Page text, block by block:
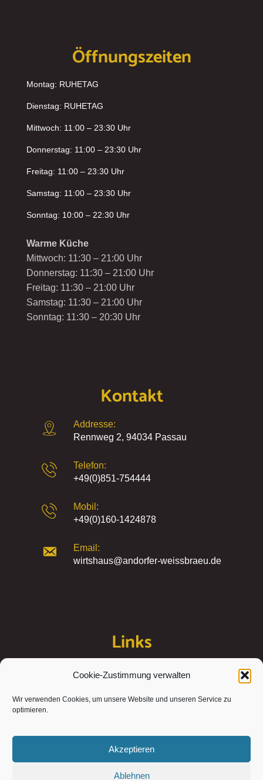
Cookie-Zustimmung verwalten
Wir verwenden Cookies, um unsere Website und unseren Service zu
optimieren.
Akzeptieren
Ablehnen
Öffnungszeiten
Montag: RUHETAG
Dienstag: RUHETAG
Mittwoch: 11:00 – 23:30 Uhr
Donnerstag: 11:00 – 23:30 Uhr
Freitag: 11:00 – 23:30 Uhr
Samstag: 11:00 – 23:30 Uhr
Sonntag: 10:00 – 22:30 Uhr
Warme Küche
Mittwoch: 11:30 – 21:00 Uhr
Donnerstag: 11:30 – 21:00 Uhr
Freitag: 11:30 – 21:00 Uhr
Samstag: 11:30 – 21:00 Uhr
Sonntag: 11:30 – 20:30 Uhr
Kontakt
Addresse:
Rennweg 2, 94034 Passau
Telefon:
+49(0)851-754444
Mobil:
+49(0)160-1424878
Email:
wirtshaus@andorfer-weissbraeu.de
Links
Kontakt
Impressum
Cookie-Richtlinie (EU)